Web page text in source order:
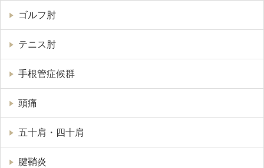
ゴルフ肘
テニス肘
手根管症候群
頭痛
五十肩・四十肩
腱鞘炎